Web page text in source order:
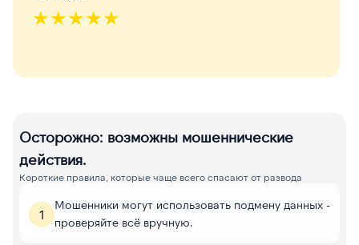
★★★★★
Осторожно: возможны мошеннические
действия.
Короткие правила, которые чаще всего спасают от развода
1
Мошенники могут использовать подмену данных -
проверяйте всё вручную.